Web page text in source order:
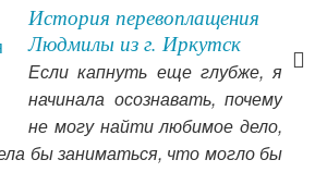
История перевоплащения
Людмилы из г. Иркутск
Если капнуть еще глубже, я
начинала осознавать, почему
не могу найти любимое дело,
бы заниматься, что могло бы